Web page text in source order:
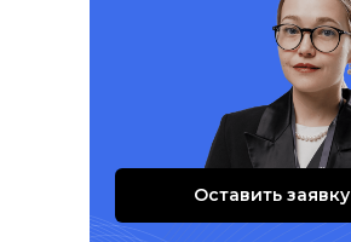
Оставить заявку